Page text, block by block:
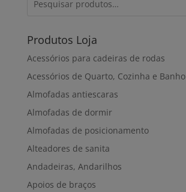
Produtos Loja
Acessórios para cadeiras de rodas
Acessórios de Quarto, Cozinha e Banho
Almofadas antiescaras
Almofadas de dormir
Almofadas de posicionamento
Alteadores de sanita
Andadeiras, Andarilhos
Apoios de braços